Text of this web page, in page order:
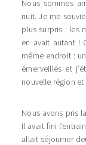
Nous sommes
nuit. Je me
plus surpris : les
en avait autant !
même endroit :
émerveillés et
nouvelle région
Nous avons pris
Il avait fini
allait séjourner